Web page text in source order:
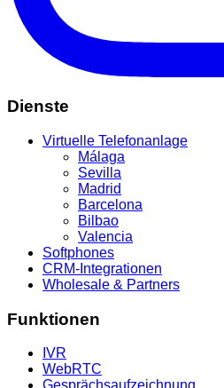
Dienste
Virtuelle Telefonanlage
Málaga
Sevilla
Madrid
Barcelona
Bilbao
Valencia
Softphones
CRM-Integrationen
Wholesale & Partners
Funktionen
IVR
WebRTC